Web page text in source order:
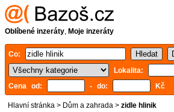
Oblíbené inzeráty, Moje inzeráty
Co:
Lokalita:
Cena od:
- do: Kč
Hlavní stránka > Dům a zahrada > zidle hlinik